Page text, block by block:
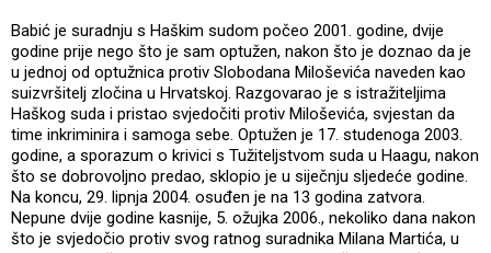
Babić je suradnju s Haškim sudom počeo 2001. godine, dvije
godine prije nego što je sam optužen, nakon što je doznao da je
u jednoj od optužnica protiv Slobodana Miloševića naveden kao
suizvršitelj zločina u Hrvatskoj. Razgovarao je s istražiteljima
Haškog suda i pristao svjedočiti protiv Miloševića, svjestan da
time inkriminira i samoga sebe. Optužen je 17. studenoga 2003.
godine, a sporazum o krivici s Tužiteljstvom suda u Haagu, nakon
što se dobrovoljno predao, sklopio je u siječnju sljedeće godine.
Na koncu, 29. lipnja 2004. osuđen je na 13 godina zatvora.
Nepune dvije godine kasnije, 5. ožujka 2006., nekoliko dana nakon
što je svjedočio protiv svog ratnog suradnika Milana Martića, u